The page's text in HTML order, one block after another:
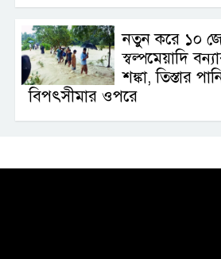
নতুন করে ১০
স্বল্পমেয়াদি
শঙ্কা, তিস্তার
বিপৎসীমার ওপরে